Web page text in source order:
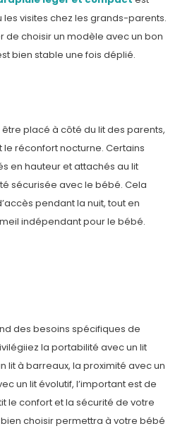
visites chez les grands-parents.
de choisir un modèle avec un bon
bien stable une fois déplié.
placé à côté du lit des parents,
le réconfort nocturne. Certains
en hauteur et attachés au lit
sécurisée avec le bébé. Cela
pendant la nuit, tout en
indépendant pour le bébé.
des besoins spécifiques de
la portabilité avec un lit
lit à barreaux, la proximité avec un
un lit évolutif, l’important est de
le confort et la sécurité de votre
choisir permettra à votre bébé